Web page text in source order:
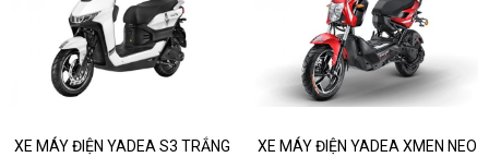
XE MÁY ĐIỆN YADEA S3 TRẮNG
XE MÁY ĐIỆN YADEA XMEN NEO